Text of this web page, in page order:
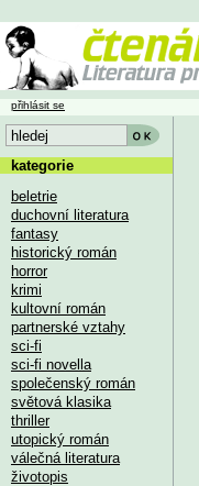
přihlásit se
kategorie
beletrie
duchovní literatura
fantasy
historický román
horror
krimi
kultovní román
partnerské vztahy
sci-fi
sci-fi novella
společenský román
světová klasika
thriller
utopický román
válečná literatura
životopis